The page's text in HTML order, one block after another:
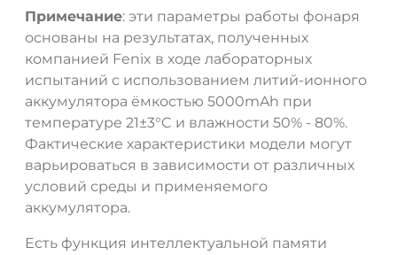
Примечание: эти параметры работы фонаря
основаны на результатах, полученных
компанией Fenix в ходе лабораторных
испытаний с использованием литий-ионного
аккумулятора ёмкостью 5000mAh при
температуре 21±3°C и влажности 50% - 80%.
Фактические характеристики модели могут
варьироваться в зависимости от различных
условий среды и применяемого
аккумулятора.
Есть функция интеллектуальной памяти